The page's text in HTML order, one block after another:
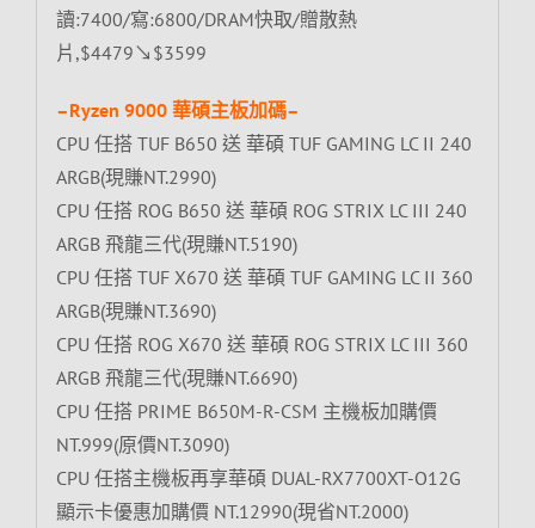
讀:7400/寫:6800/DRAM快取/贈散熱
片,$4479↘$3599
–Ryzen 9000 華碩主板加碼–
CPU 任搭 TUF B650 送 華碩 TUF GAMING LC II 240
ARGB(現賺NT.2990)
CPU 任搭 ROG B650 送 華碩 ROG STRIX LC III 240
ARGB 飛龍三代(現賺NT.5190)
CPU 任搭 TUF X670 送 華碩 TUF GAMING LC II 360
ARGB(現賺NT.3690)
CPU 任搭 ROG X670 送 華碩 ROG STRIX LC III 360
ARGB 飛龍三代(現賺NT.6690)
CPU 任搭 PRIME B650M-R-CSM 主機板加購價
NT.999(原價NT.3090)
CPU 任搭主機板再享華碩 DUAL-RX7700XT-O12G
顯示卡優惠加購價 NT.12990(現省NT.2000)